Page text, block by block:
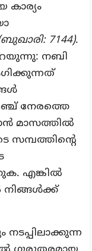
കാര്യം
7144).
നബി
നേരത്തെ
മാസത്തിൽ
സമ്പത്തിൻ്റെ
എങ്കിൽ
നിങ്ങൾക്ക്